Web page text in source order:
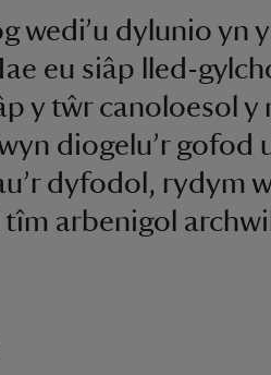
wedi’u dylunio yn
eu siâp lled-
y tŵr canoloesol y
diogelu’r gofod
dyfodol, rydym
arbenigol